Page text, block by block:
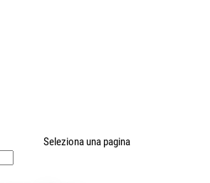
Seleziona una pagina